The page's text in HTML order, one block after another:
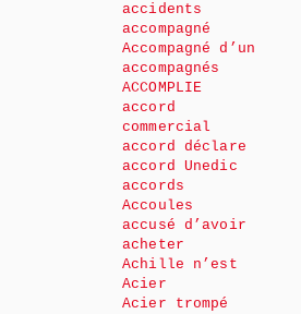
accidents
accompagné
Accompagné d’un
accompagnés
ACCOMPLIE
accord
commercial
accord déclare
accord Unedic
accords
Accoules
accusé d’avoir
acheter
Achille n’est
Acier
Acier trompé